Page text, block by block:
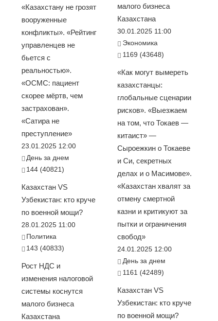
«Казахстану не грозят
вооруженные
конфликты». «Рейтинг
управленцев не
бьется с
реальностью».
«ОСМС: пациент
скорее мёртв, чем
застрахован».
«Сатира не
преступление»
23.01.2025 12:00
День за днем
144 (40821)
Казахстан VS
Узбекистан: кто круче
по военной мощи?
28.01.2025 11:00
Политика
143 (40833)
Рост НДС и
изменения налоговой
системы коснутся
малого бизнеса
Казахстана
малого бизнеса
Казахстана
30.01.2025 11:00
Экономика
1169 (43648)
«Как могут вымереть
казахстанцы:
глобальные сценарии
рисков». «Выезжаем
на том, что Токаев —
китаист» —
Сыроежкин о Токаеве
и Си, секретных
делах и о Масимове».
«Казахстан хвалят за
отмену смертной
казни и критикуют за
пытки и ограничения
свобод»
24.01.2025 12:00
День за днем
1161 (42489)
Казахстан VS
Узбекистан: кто круче
по военной мощи?